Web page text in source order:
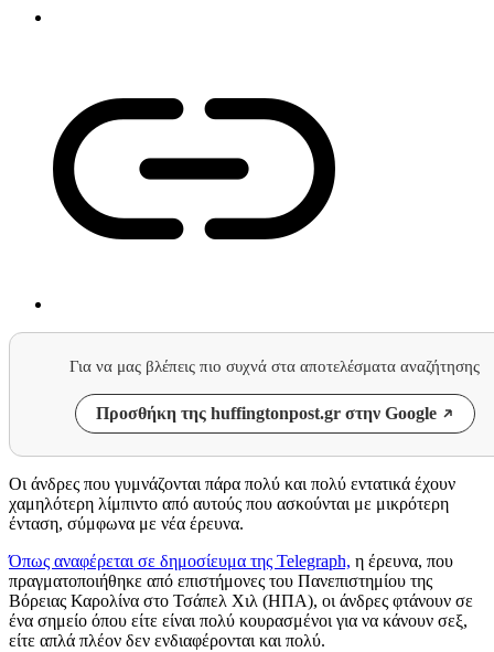
Για να μας βλέπεις πιο συχνά στα αποτελέσματα αναζήτησης
Προσθήκη της huffingtonpost.gr στην Google
Οι άνδρες που γυμνάζονται πάρα πολύ και πολύ εντατικά έχουν
χαμηλότερη λίμπιντο από αυτούς που ασκούνται με μικρότερη
ένταση, σύμφωνα με νέα έρευνα.
Όπως αναφέρεται σε δημοσίευμα της Telegraph, η έρευνα, που
πραγματοποιήθηκε από επιστήμονες του Πανεπιστημίου της
Βόρειας Καρολίνα στο Τσάπελ Χιλ (ΗΠΑ), οι άνδρες φτάνουν σε
ένα σημείο όπου είτε είναι πολύ κουρασμένοι για να κάνουν σεξ,
είτε απλά πλέον δεν ενδιαφέρονται και πολύ.